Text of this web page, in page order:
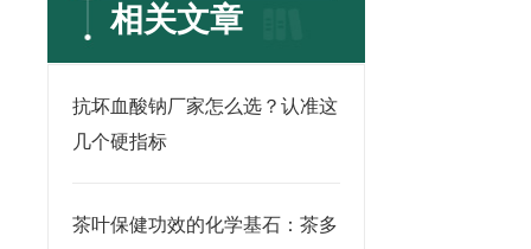
相关文章
抗坏血酸钠厂家怎么选？认准这
几个硬指标
茶叶保健功效的化学基石：茶多